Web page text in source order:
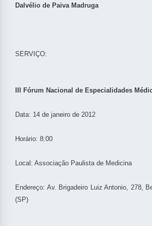
Dalvélio de Paiva Madruga
SERVIÇO:
III Fórum Nacional de Especialidades
Data: 14 de janeiro de 2012
Horário: 8:00
Local: Associação Paulista de Medicina
Endereço: Av. Brigadeiro Luiz Antonio, 278,
(SP)